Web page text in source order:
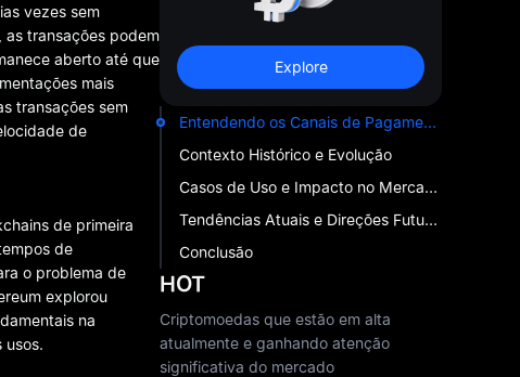
vezes sem
transações podem
aberto até que
mais
transações sem
de
de primeira
de
o problema de
explorou
na
usos.
Explore
Entendendo os Canais de Pagamento
Contexto Histórico e Evolução
Casos de Uso e Impacto no Mercado
Tendências Atuais e Direções Futuras
Conclusão
HOT
Criptomoedas que estão em alta
atualmente e ganhando atenção
significativa do mercado